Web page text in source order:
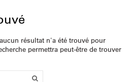
résultat n'a été trouvé pour
permettra peut-être de trouver